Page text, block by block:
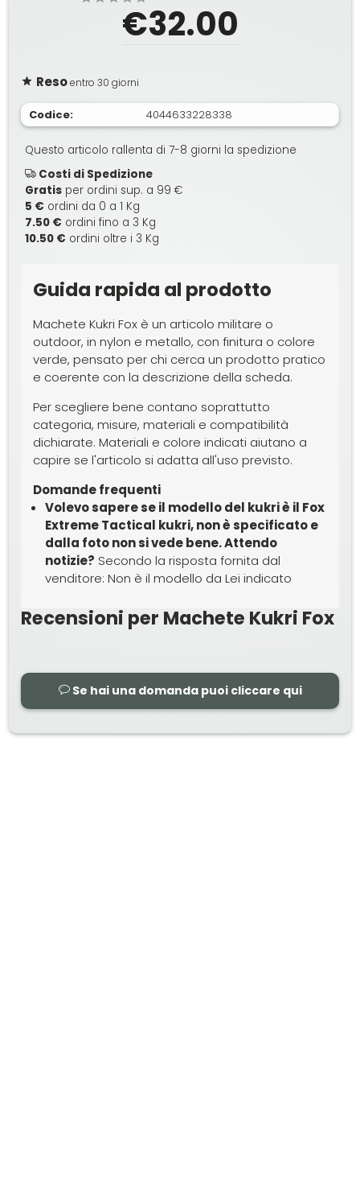
€32.00
Resoentro 30 giorni
Codice: 4044633228338
Questo articolo rallenta di 7-8 giorni la spedizione
Costi di Spedizione
Gratis per ordini sup. a 99 €
5 € ordini da 0 a 1 Kg
7.50 € ordini fino a 3 Kg
10.50 € ordini oltre i 3 Kg
Guida rapida al prodotto
Machete Kukri Fox è un articolo militare o
outdoor, in nylon e metallo, con finitura o colore
verde, pensato per chi cerca un prodotto pratico
e coerente con la descrizione della scheda.
Per scegliere bene contano soprattutto
categoria, misure, materiali e compatibilità
dichiarate. Materiali e colore indicati aiutano a
capire se l'articolo si adatta all'uso previsto.
Domande frequenti
Volevo sapere se il modello del kukri è il Fox
Extreme Tactical kukri, non è specificato e
dalla foto non si vede bene. Attendo
notizie? Secondo la risposta fornita dal
venditore: Non è il modello da Lei indicato
Recensioni per Machete Kukri Fox
Se hai una domanda puoi cliccare qui